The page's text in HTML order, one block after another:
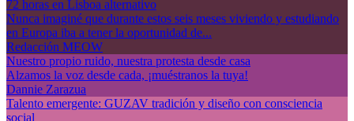
72 horas en Lisboa alternativo
Nunca imaginé que durante estos seis meses viviendo y estudiando
en Europa iba a tener la oportunidad de...
Redacción MEOW
Nuestro propio ruido, nuestra protesta desde casa
Alzamos la voz desde cada, ¡muéstranos la tuya!
Dannie Zarazua
Talento emergente: GUZAV tradición y diseño con consciencia
social